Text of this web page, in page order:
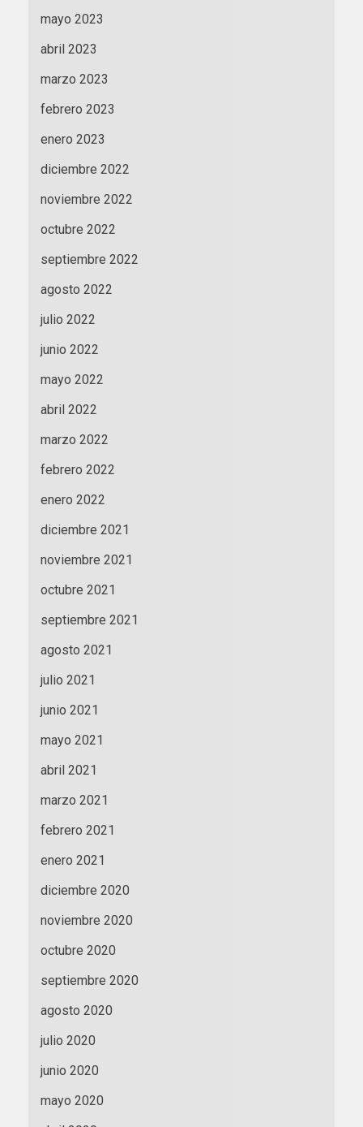
mayo 2023
abril 2023
marzo 2023
febrero 2023
enero 2023
diciembre 2022
noviembre 2022
octubre 2022
septiembre 2022
agosto 2022
julio 2022
junio 2022
mayo 2022
abril 2022
marzo 2022
febrero 2022
enero 2022
diciembre 2021
noviembre 2021
octubre 2021
septiembre 2021
agosto 2021
julio 2021
junio 2021
mayo 2021
abril 2021
marzo 2021
febrero 2021
enero 2021
diciembre 2020
noviembre 2020
octubre 2020
septiembre 2020
agosto 2020
julio 2020
junio 2020
mayo 2020